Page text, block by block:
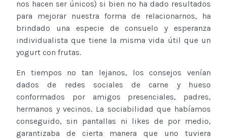
nos hacen ser únicos) si bien no ha dado resultados
para mejorar nuestra forma de relacionarnos, ha
brindado una especie de consuelo y esperanza
individualista que tiene la misma vida útil que un
yogurt con frutas.
En tiempos no tan lejanos, los consejos venían
dados de redes sociales de carne y hueso
conformados por amigos presenciales, padres,
hermanos y vecinos. La sociabilidad que habíamos
conseguido, sin pantallas ni likes de por medio,
garantizaba de cierta manera que uno tuviera